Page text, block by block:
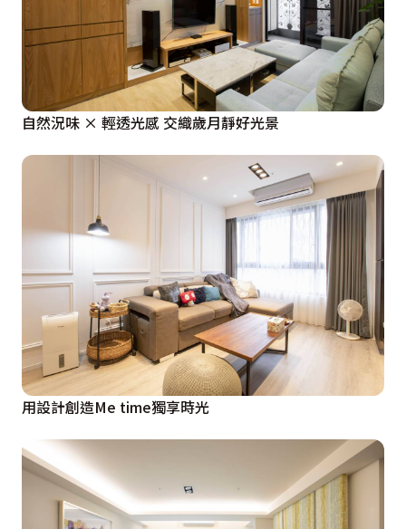
自然況味 × 輕透光感 交織歲月靜好光景
用設計創造Me time獨享時光